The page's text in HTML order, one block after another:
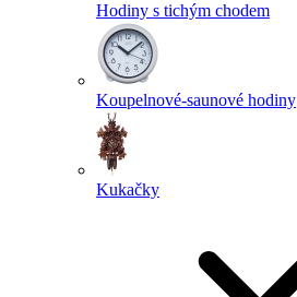
Hodiny s tichým chodem
Koupelnové-saunové hodiny
Kukačky